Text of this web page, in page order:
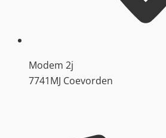
Modem 2j
7741MJ Coevorden